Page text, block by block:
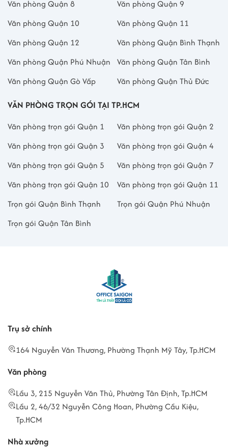
Văn phòng Quận 8
Văn phòng Quận 9
Văn phòng Quận 10
Văn phòng Quận 11
Văn phòng Quận 12
Văn phòng Quận Bình Thạnh
Văn phòng Quận Phú Nhuận
Văn phòng Quận Tân Bình
Văn phòng Quận Gò Vấp
Văn phòng Quận Thủ Đức
VĂN PHÒNG TRỌN GÓI TẠI TP.HCM
Văn phòng trọn gói Quận 1
Văn phòng trọn gói Quận 2
Văn phòng trọn gói Quận 3
Văn phòng trọn gói Quận 4
Văn phòng trọn gói Quận 5
Văn phòng trọn gói Quận 7
Văn phòng trọn gói Quận 10
Văn phòng trọn gói Quận 11
Trọn gói Quận Bình Thạnh
Trọn gói Quận Phú Nhuận
Trọn gói Quận Tân Bình
Trụ sở chính
164 Nguyễn Văn Thương, Phường Thạnh Mỹ Tây, Tp.HCM
Văn phòng
Lầu 3, 215 Nguyễn Văn Thủ, Phường Tân Định, Tp.HCM
Lầu 2, 46/32 Nguyễn Công Hoan, Phường Cầu Kiệu,
Tp.HCM
Nhà xưởng